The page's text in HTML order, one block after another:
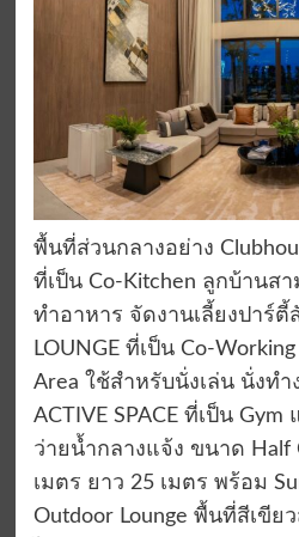
พื้นที่ส่วนกลางอย่าง
ที่เป็น Co-Kitchen ลูกบ้านส
ทำอาหาร จัดงานเลี้ยงปาร์ตี้
LOUNGE ที่เป็น Co-
Area ใช้สำหรับนั่งเล่น นั่งท
ACTIVE SPACE ที่เป็น Gym
ว่ายนํ้ากลางแจ้ง ขนาด Half
เมตร ยาว 25 เมตร พร้อม
Outdoor Lounge พื้นที่สีเขี